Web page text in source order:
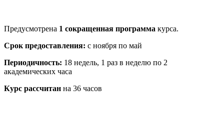
Предусмотрена 1 сокращенная программа курса.
Срок предоставления: с ноября по май
Периодичность: 18 недель, 1 раз в неделю по 2
академических часа
Курс рассчитан на 36 часов